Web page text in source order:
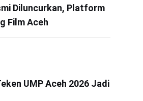
Diluncurkan, Platform
Film Aceh
UMP Aceh 2026 Jadi